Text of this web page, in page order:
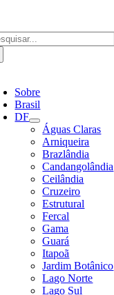
o
conteúdo
Sobre
Brasil
DF
Águas Claras
Arniqueira
Brazlândia
Candangolândia
Ceilândia
Cruzeiro
Estrutural
Fercal
Gama
Guará
Itapoã
Jardim Botânico
Lago Norte
Lago Sul